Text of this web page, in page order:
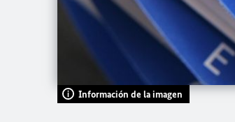
Información de la imagen